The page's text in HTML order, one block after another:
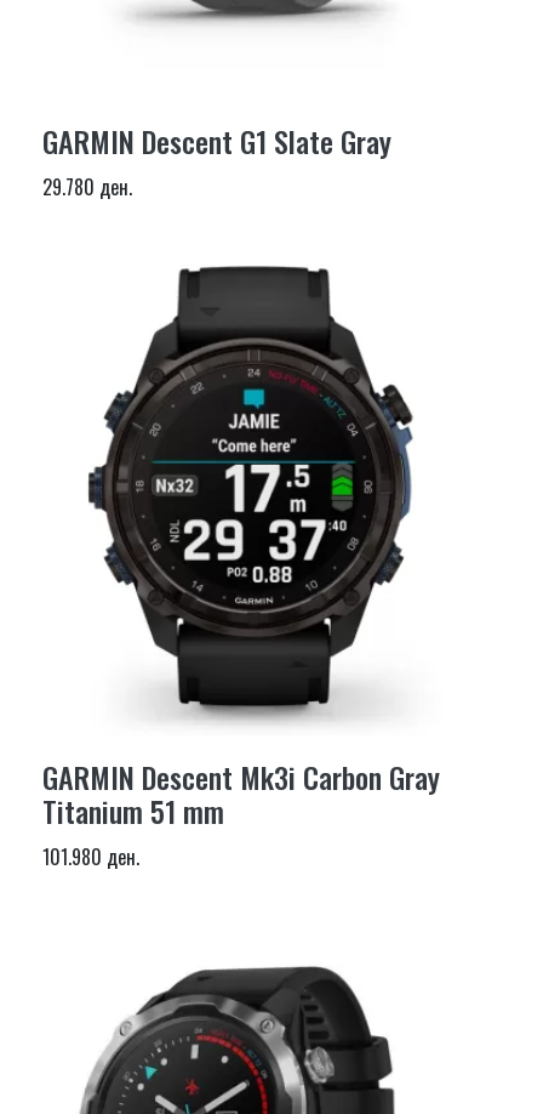
GARMIN Descent G1 Slate Gray
29.780 ден.
GARMIN Descent Mk3i Carbon Gray
Titanium 51 mm
101.980 ден.